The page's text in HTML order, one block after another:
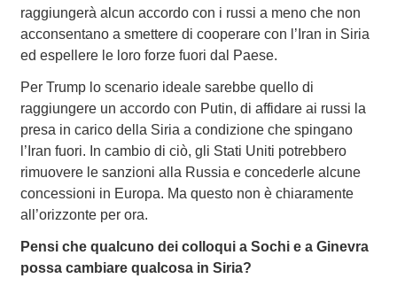
raggiungerà alcun accordo con i russi a meno che non
acconsentano a smettere di cooperare con l’Iran in Siria
ed espellere le loro forze fuori dal Paese.
Per Trump lo scenario ideale sarebbe quello di
raggiungere un accordo con Putin, di affidare ai russi la
presa in carico della Siria a condizione che spingano
l’Iran fuori. In cambio di ciò, gli Stati Uniti potrebbero
rimuovere le sanzioni alla Russia e concederle alcune
concessioni in Europa. Ma questo non è chiaramente
all’orizzonte per ora.
Pensi che qualcuno dei colloqui a Sochi e a Ginevra
possa cambiare qualcosa in Siria?